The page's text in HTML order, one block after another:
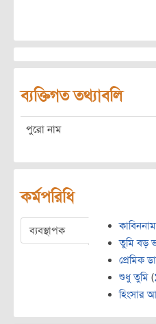
ব্যক্তিগত তথ্যাবলি
পুরো নাম
কর্মপরিধি
ব্যবস্থাপক
তুমি বড়
প্রেমিক
শুধু তুমি (
হিংসার